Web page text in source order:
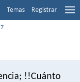
Temas Registrar
!!Cuánto